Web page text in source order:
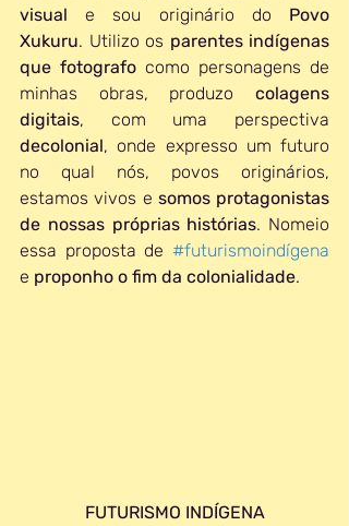
visual e sou originário do Povo
Xukuru. Utilizo os parentes indígenas
que fotografo como personagens de
minhas obras, produzo colagens
digitais
decolonial, onde expresso um futuro
no qual nós, povos originários,
estamos vivos e somos protagonistas
de nossas próprias histórias. Nomeio
essa proposta de #futurismoindígena
e proponho o fim da colonialidade.
FUTURISMO INDÍGENA